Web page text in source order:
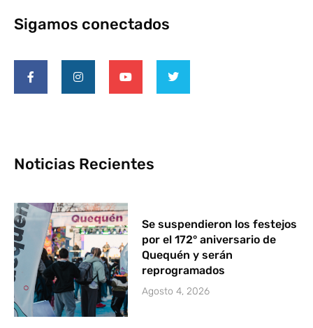
Sigamos conectados
Noticias Recientes
Se suspendieron los festejos
por el 172° aniversario de
Quequén y serán
reprogramados
Agosto 4, 2026